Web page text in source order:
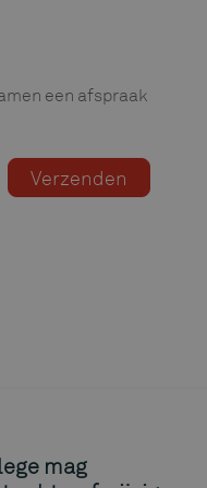
een afspraak
mag